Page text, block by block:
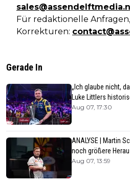
Für redaktionelle
Korrekturen:
Gerade In
„Ich glaube nicht,
Luke Littlers
Aug 07, 17:30
ANALYSE | Martin
noch größere
Aug 07, 13:59